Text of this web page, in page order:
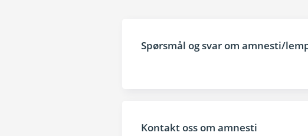
Spørsmål og svar om amnesti/
Kontakt oss om amnesti